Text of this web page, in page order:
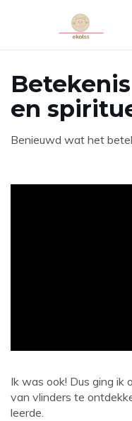
en
Benieuwd wat het
Ik was ook! Dus ging ik
van vlinders te
leerde.